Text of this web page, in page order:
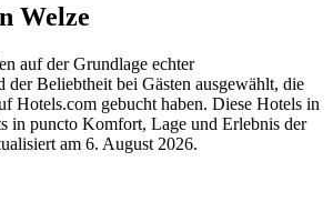
Welze
auf der Grundlage echter
der Beliebtheit bei Gästen ausgewählt, die
Hotels.com gebucht haben. Diese Hotels in
in puncto Komfort, Lage und Erlebnis der
am 6. August 2026.